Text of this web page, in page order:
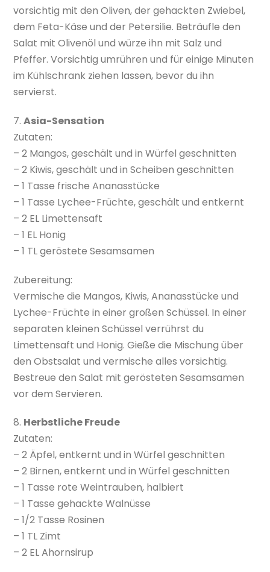
vorsichtig mit den Oliven, der gehackten Zwiebel,
dem Feta-Käse und der Petersilie. Beträufle den
Salat mit Olivenöl und würze ihn mit Salz und
Pfeffer. Vorsichtig umrühren und für einige Minuten
im Kühlschrank ziehen lassen, bevor du ihn
servierst.
7.Asia-Sensation
Zutaten:
– 2 Mangos, geschält und in Würfel geschnitten
– 2 Kiwis, geschält und in Scheiben geschnitten
– 1 Tasse frische Ananasstücke
– 1 Tasse Lychee-Früchte, geschält und entkernt
– 2 EL Limettensaft
– 1 EL Honig
– 1 TL geröstete Sesamsamen
Zubereitung:
Vermische die Mangos, Kiwis, Ananasstücke und
Lychee-Früchte in einer großen Schüssel. In einer
separaten kleinen Schüssel verrührst du
Limettensaft und Honig. Gieße die Mischung über
den Obstsalat und vermische alles vorsichtig.
Bestreue den Salat mit gerösteten Sesamsamen
vor dem Servieren.
8. Herbstliche Freude
Zutaten:
– 2 Äpfel, entkernt und in Würfel geschnitten
– 2 Birnen, entkernt und in Würfel geschnitten
– 1 Tasse rote Weintrauben, halbiert
– 1 Tasse gehackte Walnüsse
– 1/2 Tasse Rosinen
– 1 TL Zimt
– 2 EL Ahornsirup